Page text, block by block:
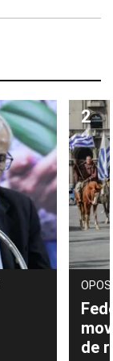
de